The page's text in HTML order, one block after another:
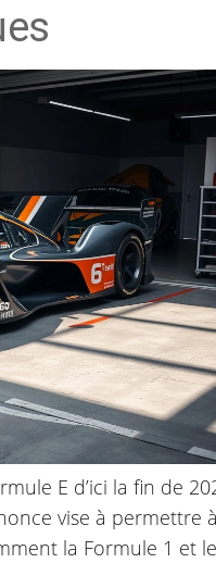
E d’ici la fin de
vise à permettre
la Formule 1 et le